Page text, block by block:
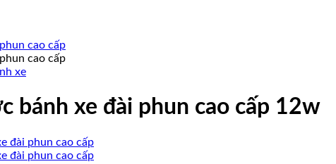
xe
bánh xe đài phun cao cấp 12w